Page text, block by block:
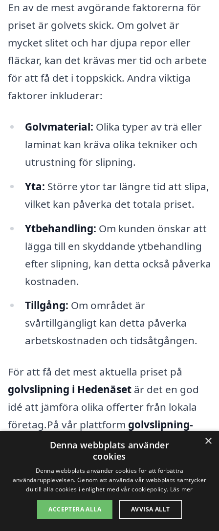
En av de mest avgörande faktorerna för
priset är golvets skick. Om golvet är
mycket slitet och har djupa repor eller
fläckar, kan det krävas mer tid och arbete
för att få det i toppskick. Andra viktiga
faktorer inkluderar:
Golvmaterial: Olika typer av trä eller
laminat kan kräva olika tekniker och
utrustning för slipning.
Yta: Större ytor tar längre tid att slipa,
vilket kan påverka det totala priset.
Ytbehandling: Om kunden önskar att
lägga till en skyddande ytbehandling
efter slipning, kan detta också påverka
kostnaden.
Tillgång: Om området är
svårtillgängligt kan detta påverka
arbetskostnaden och tidsåtgången.
För att få det mest aktuella priset på
golvslipning i Hedenäset är det en god
idé att jämföra olika offerter från lokala
företag.På vår plattform golvslipning-
kan du enkelt begära flera
kostnadsförslag från kvalificerade
yrkesmän i ditt område. Det ger dig
möjlighet att få en känsla för vad som är
rimligt att betala och att hitta det bästa
×
Denna webbplats använder
cookies
Denna webbplats använder cookies för att förbättra
användarupplevelsen. Genom att använda vår webbplats samtycker
du till alla cookies i enlighet med vår cookiepolicy. Läs mer
ACCEPTERA ALLA AVVISA ALLT